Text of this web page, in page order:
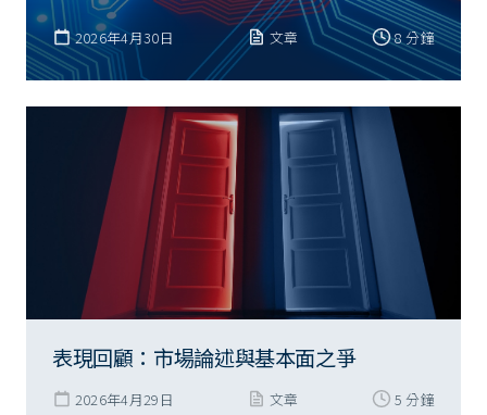
2026年4月30日 文章 8 分鐘
表現回顧：市場論述與基本面之爭
2026年4月29日 文章 5 分鐘